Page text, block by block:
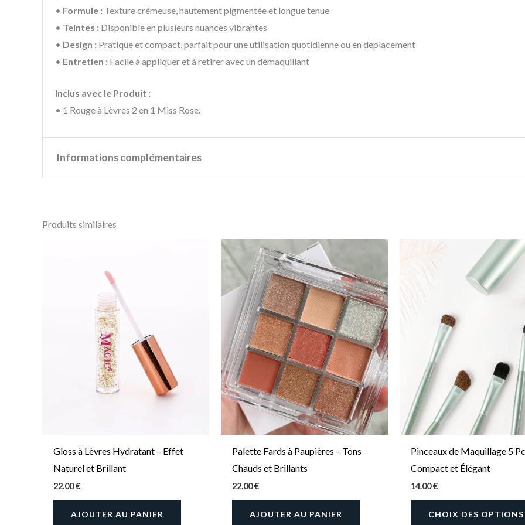
• Formule : Texture crémeuse, hautement pigmentée et longue tenue
• Teintes : Disponible en plusieurs nuances vibrantes
• Design : Pratique et compact, parfait pour une utilisation quotidienne ou en déplacement
• Entretien : Facile à appliquer et à retirer avec un démaquillant
Inclus avec le Produit :
• 1 Rouge à Lèvres 2 en 1 Miss Rose.
Informations complémentaires
Produits similaires
Gloss à Lèvres Hydratant – Effet
Naturel et Brillant
22.00€
AJOUTER AU PANIER
Palette Fards à Paupières – Tons
Chauds et Brillants
22.00€
AJOUTER AU PANIER
Pinceaux de Maquillage 5
Compact et Élégant
14.00€
CHOIX DES OPTIONS